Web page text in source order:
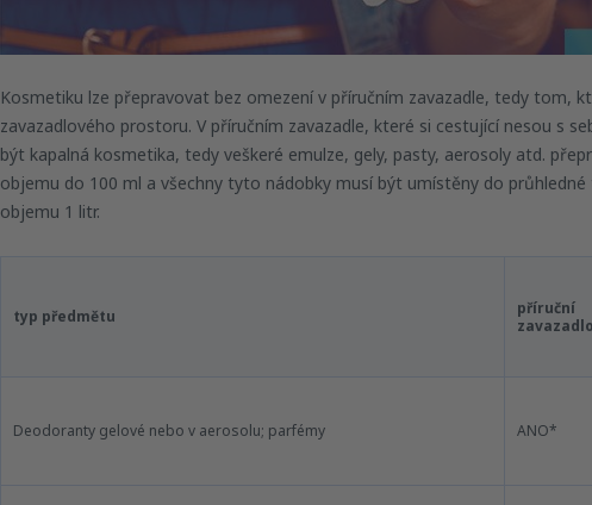
Kosmetiku lze přepravovat bez omezení v příručním zavazadle, tedy tom,
zavazadlového prostoru. V příručním zavazadle, které si cestující nesou s
být kapalná kosmetika, tedy veškeré emulze, gely, pasty, aerosoly atd.
objemu do 100 ml a všechny tyto nádobky musí být umístěny do
objemu 1 litr.
typ předmětu
příruční
zavazadlo
Deodoranty gelové nebo v aerosolu; parfémy ANO*